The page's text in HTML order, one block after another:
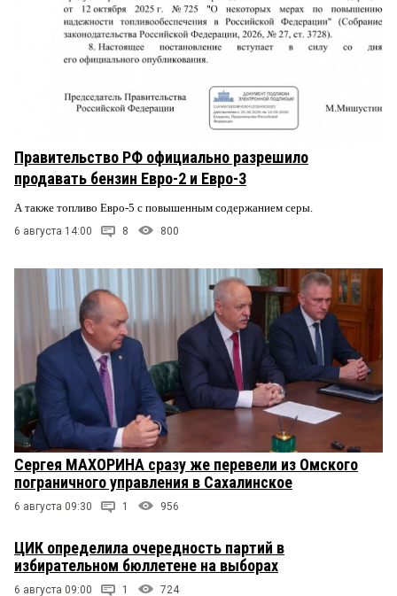
Правительство РФ официально разрешило
продавать бензин Евро-2 и Евро-3
А также топливо Евро-5 с повышенным содержанием серы.
6 августа 14:00 8 800
Сергея МАХОРИНА сразу же перевели из Омского
пограничного управления в Сахалинское
6 августа 09:30 1 956
ЦИК определила очередность партий в
избирательном бюллетене на выборах
6 августа 09:00 1 724